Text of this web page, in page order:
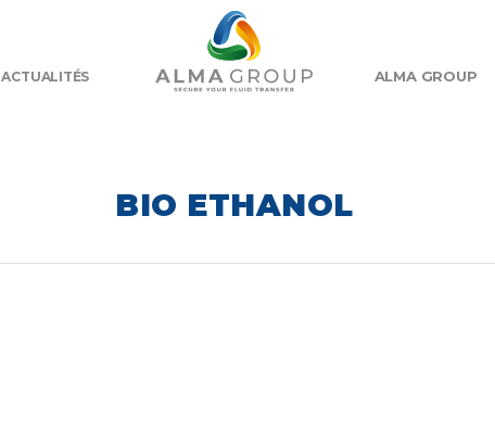
ACTUALITÉS ALMA GROUP
BIO ETHANOL